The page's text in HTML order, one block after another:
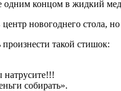
одним концом в жидкий
новогоднего стола,
такой стишок:
собирать».